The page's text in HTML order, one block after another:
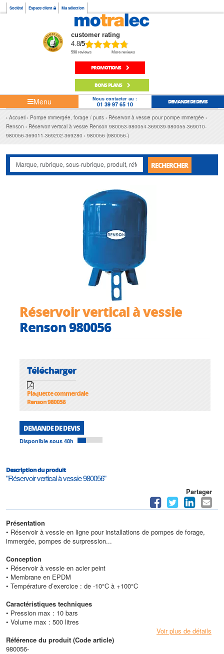
Société Espace client Ma sélection
customer rating
4.8/5
598 reviews More reviews
PROMOTIONS
BONS PLANS
Menu Nous contacter au :
01 39 97 65 10 DEMANDE DE DEVIS
Accueil Pompe immergée, forage / puits
Réservoir à vessie pour pompe immergée
Renson
Réservoir vertical à vessie Renson 980053-980054-369039-980055-369010-
980056-369011-369202-369280
980056 (980056-)
RECHERCHER
Réservoir vertical à vessie
Renson 980056
Télécharger
Plaquette commerciale
Renson 980056
DEMANDE DE DEVIS
Disponible sous 48h
Description du produit
"Réservoir vertical à vessie 980056"
Partager
Présentation
• Réservoir à vessie en ligne pour installations de pompes de forage,
immergée, pompes de surpression...
Conception
• Réservoir à vessie en acier peint
• Membrane en EPDM
• Température d’exercice : de -10°C à +100°C
Caractéristiques techniques
• Pression max : 10 bars
• Volume max : 500 litres
Voir plus de détails
Référence du produit (Code article)
980056-